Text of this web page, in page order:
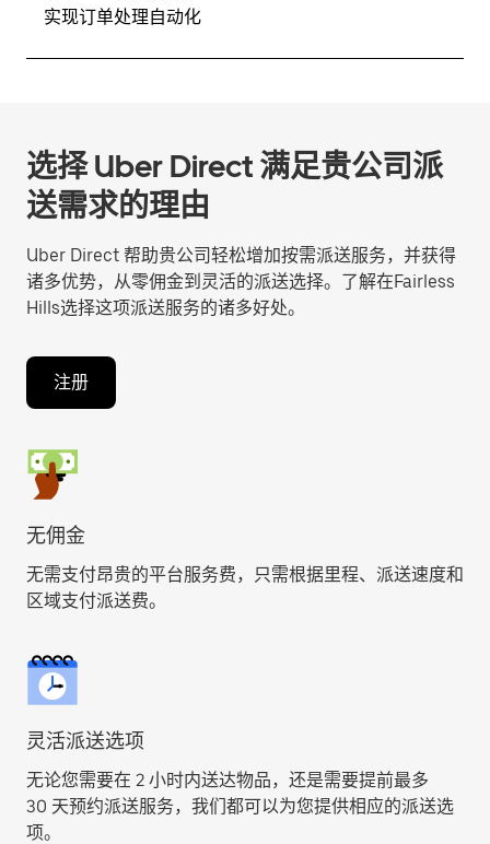
实现订单处理自动化
选择 Uber Direct 满足贵公司派
送需求的理由
Uber Direct 帮助贵公司轻松增加按需派送服务，并获得
诸多优势，从零佣金到灵活的派送选择。了解在Fairless
Hills选择这项派送服务的诸多好处。
注册
无佣金
无需支付昂贵的平台服务费，只需根据里程、派送速度和
区域支付派送费。
灵活派送选项
无论您需要在 2 小时内送达物品，还是需要提前最多
30 天预约派送服务，我们都可以为您提供相应的派送选
项。